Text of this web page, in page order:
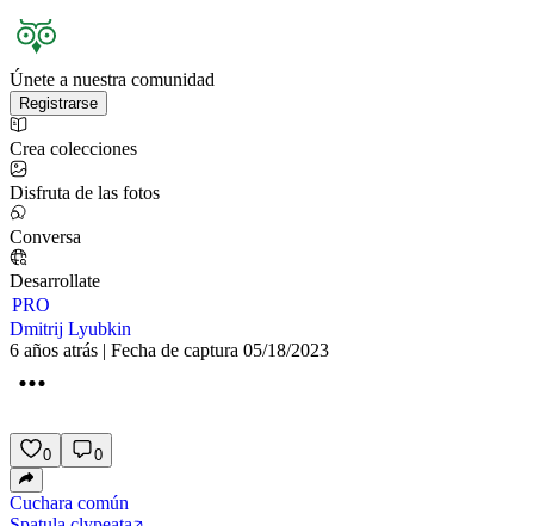
Únete a nuestra comunidad
Registrarse
Crea colecciones
Disfruta de las fotos
Conversa
Desarrollate
PRO
Dmitrij Lyubkin
6 años atrás | Fecha de captura 05/18/2023
0 0
Cuchara común